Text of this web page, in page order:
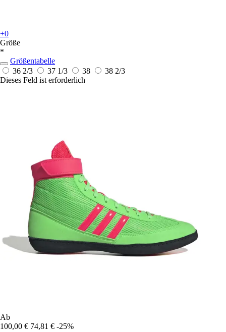
+0
Größe
*
Größentabelle
36 2/3
37 1/3 38
38 2/3
Dieses Feld ist erforderlich
Ab
100,00 € 74,81 € -25%